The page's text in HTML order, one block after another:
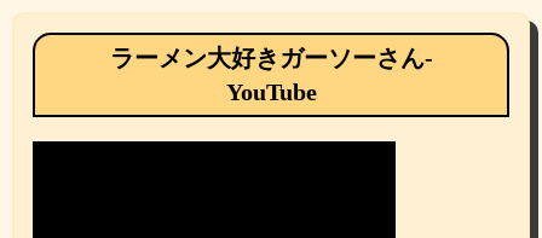
ラーメン大好きガーソーさん-
YouTube